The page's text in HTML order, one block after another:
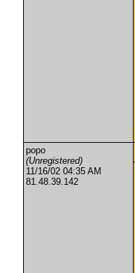
popo
(Unregistered)
11/16/02 04:35 AM
81.48.39.142